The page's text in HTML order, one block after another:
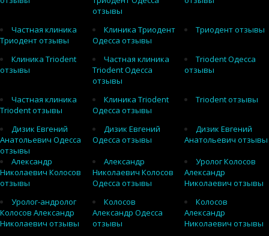
отзывы
Частная клиника
Триодент отзывы
Клиника Триодент
Одесса отзывы
Триодент отзывы
Клиника Triodent
отзывы
Частная клиника
Triodent Одесса
отзывы
Triodent Одесса
отзывы
Частная клиника
Triodent отзывы
Клиника Triodent
Одесса отзывы
Triodent отзывы
Дизик Евгений
Анатольевич Одесса
отзывы
Дизик Евгений
Одесса отзывы
Дизик Евгений
Анатольевич отзывы
Александр
Николаевич Колосов
отзывы
Александр
Николаевич Колосов
Одесса отзывы
Уролог Колосов
Александр
Николаевич отзывы
Уролог-андролог
Колосов Александр
Николаевич отзывы
Колосов
Александр Одесса
отзывы
Колосов
Александр
Николаевич отзывы